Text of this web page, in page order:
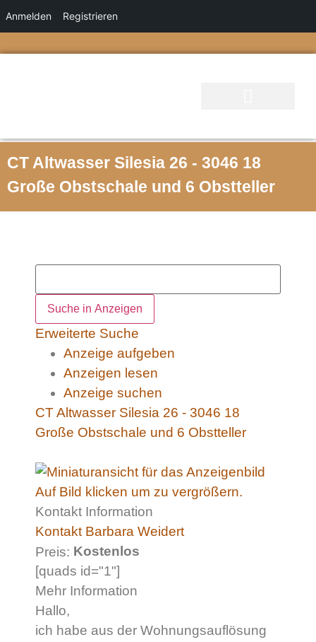
Anmelden Registrieren
CT Altwasser Silesia 26 - 3046 18
Große Obstschale und 6 Obstteller
Erweiterte Suche
Anzeige aufgeben
Anzeigen lesen
Anzeige suchen
CT Altwasser Silesia 26 - 3046 18
Große Obstschale und 6 Obstteller
Auf Bild klicken um zu vergrößern.
Kontakt Information
Kontakt Barbara Weidert
Preis: Kostenlos
[quads id="1"]
Mehr Information
Hallo,
ich habe aus der Wohnungsauflösung